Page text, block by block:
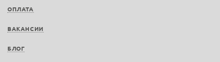
ОПЛАТА
ВАКАНСИИ
БЛОГ